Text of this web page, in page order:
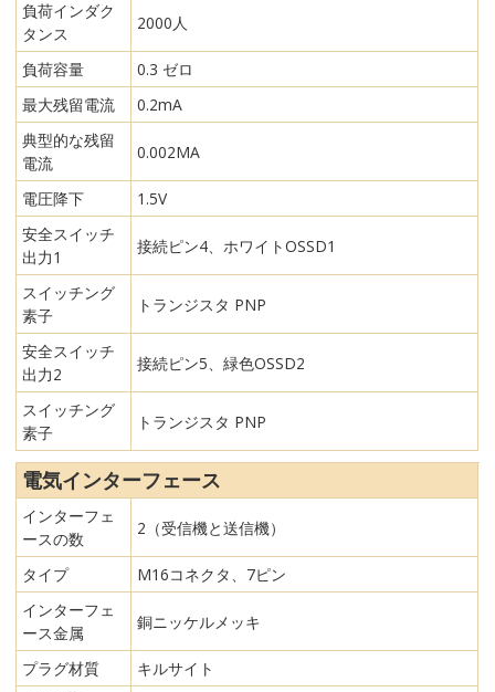
負荷インダク
タンス
2000人
負荷容量
0.3 ゼロ
最大残留電流
0.2mA
典型的な残留
電流
0.002MA
電圧降下
1.5V
安全スイッチ
出力1
接続ピン4、ホワイトOSSD1
スイッチング
素子
トランジスタ PNP
安全スイッチ
出力2
接続ピン5、緑色OSSD2
スイッチング
素子
トランジスタ PNP
電気インターフェース
インターフェ
ースの数
2（受信機と送信機）
タイプ
M16コネクタ、7ピン
インターフェ
ース金属
銅ニッケルメッキ
プラグ材質
キルサイト